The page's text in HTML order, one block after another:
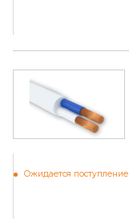
Ожидается поступление